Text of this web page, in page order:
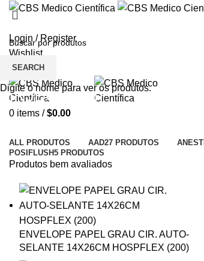
Login / Register
Wishlist
Menu
0 items / $0.00
INJECTION
ALL PRODUTOS AAD27 PRODUTOS
POSIFLUSH5 PRODUTOS
Produtos bem avaliados
ENVELOPE PAPEL GRAU CIR. AUTO-
SELANTE 14X26CM HOSPFLEX (200)
SEARCH
Digite o nome para ver os produtos.